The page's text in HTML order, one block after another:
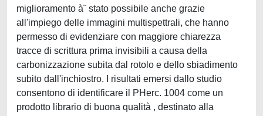
miglioramento à¨ stato possibile anche grazie
all'impiego delle immagini multispettrali, che hanno
permesso di evidenziare con maggiore chiarezza
tracce di scrittura prima invisibili a causa della
carbonizzazione subita dal rotolo e dello sbiadimento
subito dall'inchiostro. I risultati emersi dallo studio
consentono di identificare il PHerc. 1004 come un
prodotto librario di buona qualità , destinato alla